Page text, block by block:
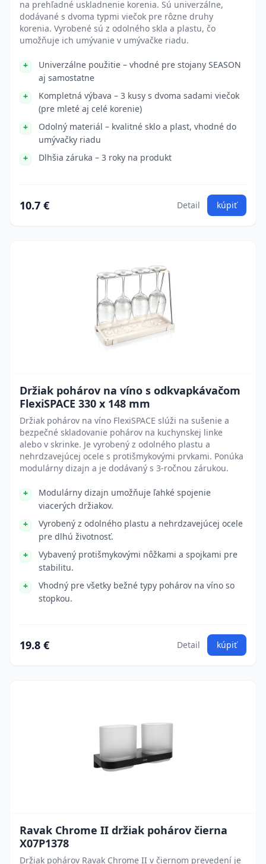
na prehľadné uskladnenie korenia. Sú univerzálne,
dodávané s dvoma typmi viečok pre rôzne druhy
korenia. Vyrobené sú z odolného skla a plastu, čo
umožňuje ich umývanie v umývačke riadu.
Univerzálne použitie – vhodné pre stojany SEASON
aj samostatne
Kompletná výbava – 3 kusy s dvoma sadami viečok
(pre mleté aj celé korenie)
Odolný materiál – kvalitné sklo a plast, vhodné do
umývačky riadu
Dlhšia záruka – 3 roky na produkt
10.7 € Detail kúpiť
Držiak pohárov na víno s odkvapkávačom
FlexiSPACE 330 x 148 mm
Držiak pohárov na víno FlexiSPACE slúži na sušenie a
bezpečné skladovanie pohárov na kuchynskej linke
alebo v skrinke. Je vyrobený z odolného plastu a
nehrdzavejúcej ocele s protišmykovými prvkami. Ponúka
modulárny dizajn a je dodávaný s 3-ročnou zárukou.
Modulárny dizajn umožňuje ľahké spojenie
viacerých držiakov.
Vyrobený z odolného plastu a nehrdzavejúcej ocele
pre dlhú životnosť.
Vybavený protišmykovými nôžkami a spojkami pre
stabilitu.
Vhodný pre všetky bežné typy pohárov na víno so
stopkou.
19.8 € Detail kúpiť
Ravak Chrome II držiak pohárov čierna
X07P1378
Držiak pohárov Ravak Chrome II v čiernom prevedení je